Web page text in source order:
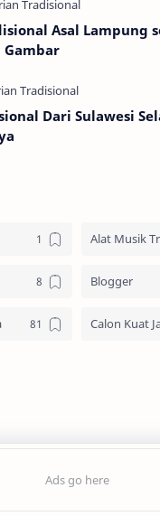
Post a
Asal Lampung
Gambar
Dari Sulawesi
Alat Musik
Blogger
Peninggalan Nusantara Resep